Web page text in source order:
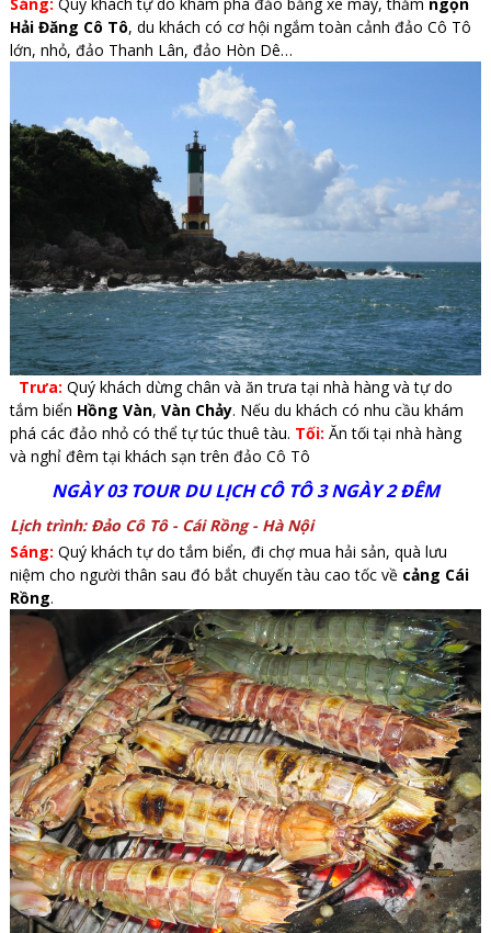
Hải Đăng Cô Tô, du khách có cơ hội ngắm toàn cảnh đảo Cô Tô
lớn, nhỏ, đảo Thanh Lân, đảo Hòn Dê…
Trưa: Quý khách dừng chân và ăn trưa tại nhà hàng và tự do
tắm biển Hồng Vàn, Vàn Chảy. Nếu du khách có nhu cầu khám
phá các đảo nhỏ có thể tự túc thuê tàu. Tối: Ăn tối tại nhà hàng
và nghỉ đêm tại khách sạn trên đảo Cô Tô
NGÀY 03 TOUR DU LỊCH CÔ TÔ 3 NGÀY 2 ĐÊM
Lịch trình: Đảo Cô Tô - Cái Rồng - Hà Nội
Sáng: Quý khách tự do tắm biển, đi chợ mua hải sản, quà lưu
niệm cho người thân sau đó bắt chuyến tàu cao tốc về cảng Cái
Rồng.